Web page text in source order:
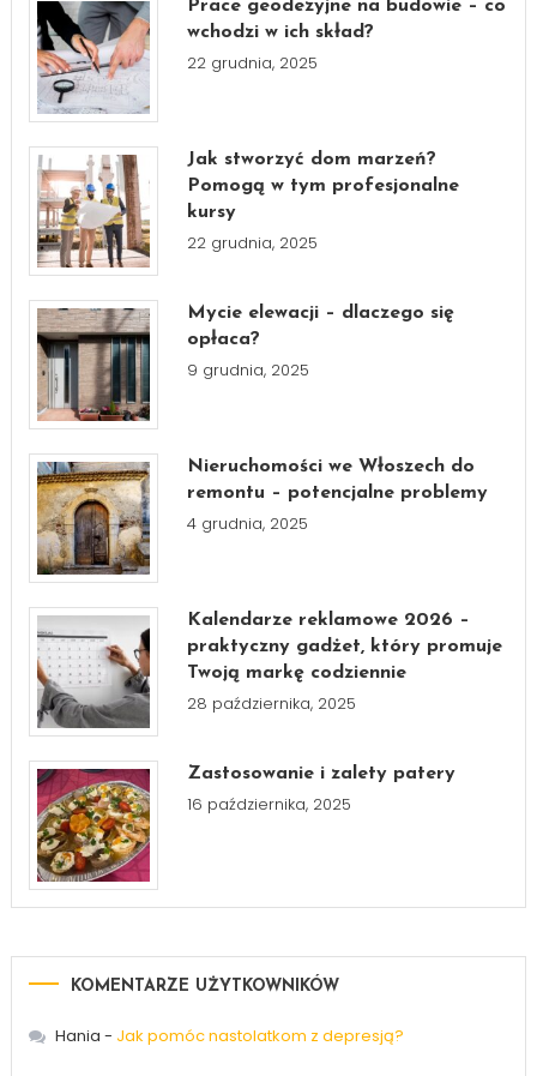
Prace geodezyjne na budowie – co
wchodzi w ich skład?
22 grudnia, 2025
Jak stworzyć dom marzeń?
Pomogą w tym profesjonalne
kursy
22 grudnia, 2025
Mycie elewacji – dlaczego się
opłaca?
9 grudnia, 2025
Nieruchomości we Włoszech do
remontu – potencjalne problemy
4 grudnia, 2025
Kalendarze reklamowe 2026 –
praktyczny gadżet, który promuje
Twoją markę codziennie
28 października, 2025
Zastosowanie i zalety patery
16 października, 2025
KOMENTARZE UŻYTKOWNIKÓW
Hania - Jak pomóc nastolatkom z depresją?